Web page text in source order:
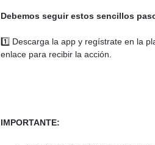
Debemos seguir estos sencillos
1️⃣ Descarga la app y regístrate en la
enlace para recibir la acción.
IMPORTANTE: